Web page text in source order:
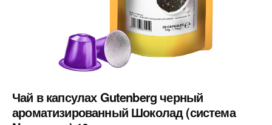
Чай в капсулах Gutenberg черный
ароматизированный Шоколад (система